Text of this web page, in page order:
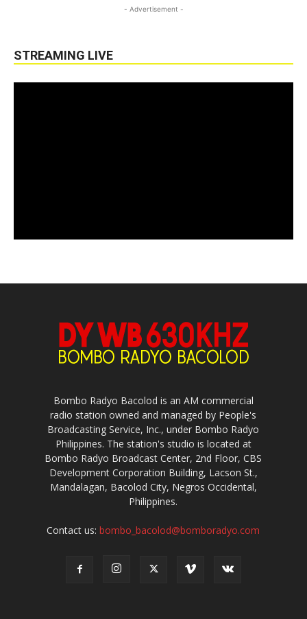
- Advertisement -
STREAMING LIVE
Bombo Radyo Bacolod is an AM commercial
radio station owned and managed by People's
Broadcasting Service, Inc., under Bombo Radyo
Philippines. The station's studio is located at
Bombo Radyo Broadcast Center, 2nd Floor, CBS
Development Corporation Building, Lacson St.,
Mandalagan, Bacolod City, Negros Occidental,
Philippines.
Contact us:bombo_bacolod@bomboradyo.com